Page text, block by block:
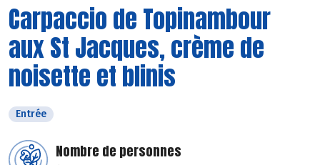
Carpaccio de Topinambour
aux St Jacques, crème de
noisette et blinis
Entrée
Nombre de personnes